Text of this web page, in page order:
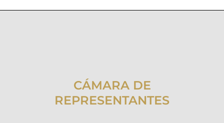
CÁMARA DE
REPRESENTANTES